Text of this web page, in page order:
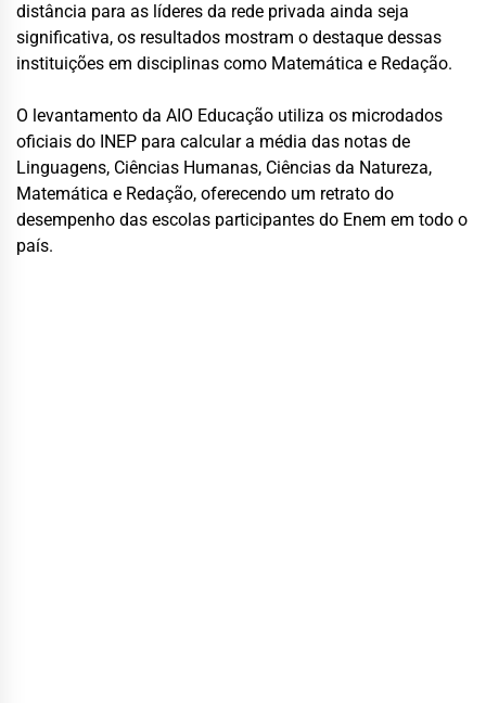
distância para as líderes da rede privada ainda seja
significativa, os resultados mostram o destaque dessas
instituições em disciplinas como Matemática e Redação.
O levantamento da AIO Educação utiliza os microdados
oficiais do INEP para calcular a média das notas de
Linguagens, Ciências Humanas, Ciências da Natureza,
Matemática e Redação, oferecendo um retrato do
desempenho das escolas participantes do Enem em todo o
país.